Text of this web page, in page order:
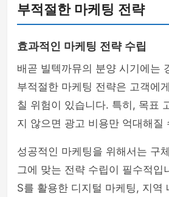
부적절한 마케팅 전략
효과적인 마케팅 전략 수립
배곧 빌텍까뮤의 분양 시기에는
부적절한 마케팅 전략은 고객에
칠 위험이 있습니다. 특히, 목표
지 않으면 광고 비용만 억대해질
성공적인 마케팅을 위해서는 구
그에 맞는 전략 수립이 필수적입
S를 활용한 디지털 마케팅, 지역